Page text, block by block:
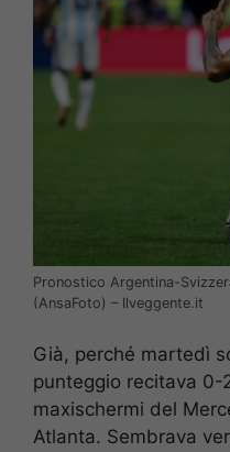
Pronostico Argentina-
(AnsaFoto) – Ilveggente.it
Già, perché martedì
punteggio recitava 0-
maxischermi del
Atlanta. Sembrava